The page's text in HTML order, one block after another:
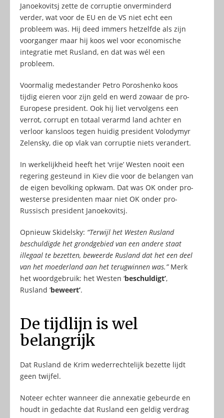
Janoekovitsj zette de corruptie onverminderd
verder, wat voor de EU en de VS niet echt een
probleem was. Hij deed immers hetzelfde als zijn
voorganger maar hij koos wel voor economische
integratie met Rusland, en dat was wél een
probleem.
Voormalig medestander Petro Poroshenko koos
tijdig eieren voor zijn geld en werd zowaar de pro-
Europese president. Ook hij liet vervolgens een
verrot, corrupt en totaal verarmd land achter en
verloor kansloos tegen huidig president Volodymyr
Zelensky, die op vlak van corruptie niets verandert.
In werkelijkheid heeft het ‘vrije’ Westen nooit een
regering gesteund in Kiev die voor de belangen van
de eigen bevolking opkwam. Dat was OK onder pro-
westerse presidenten maar niet OK onder pro-
Russisch president Janoekovitsj.
Opnieuw Skidelsky: “Terwijl het Westen Rusland
beschuldigde het grondgebied van een andere staat
illegaal te bezetten, beweerde Rusland dat het een deel
van het moederland aan het terugwinnen was.”Merk
het woordgebruik: het Westen ‘beschuldigt’,
Rusland ‘beweert’.
De tijdlijn is wel
belangrijk
Dat Rusland de Krim wederrechtelijk bezette lijdt
geen twijfel.
Noteer echter wanneer die annexatie gebeurde en
houdt in gedachte dat Rusland een geldig verdrag